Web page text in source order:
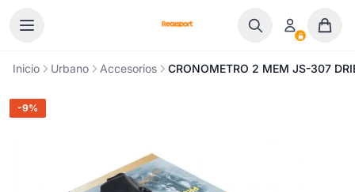
Inicio Urbano Accesorios CRONOMETRO 2 MEM JS-307
-9%